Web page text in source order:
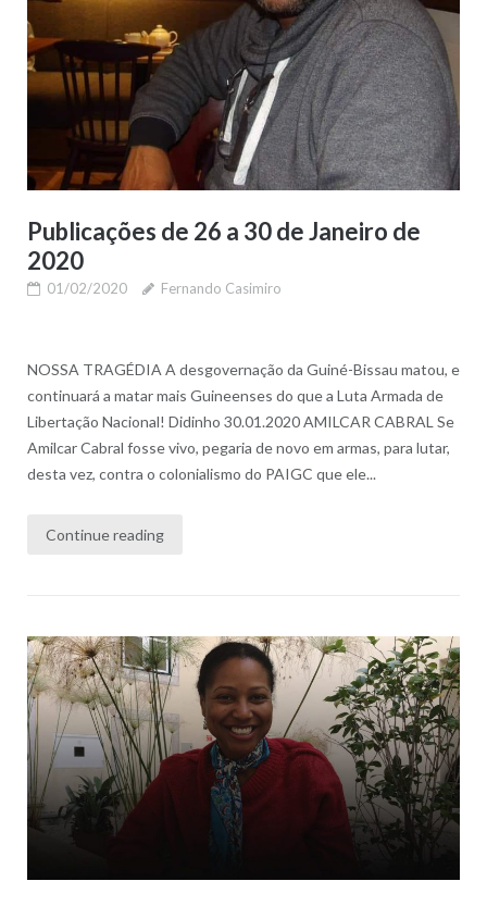
Publicações de 26 a 30 de Janeiro de
2020
01/02/2020 Fernando Casimiro
NOSSA TRAGÉDIA A desgovernação da Guiné-Bissau matou, e
continuará a matar mais Guineenses do que a Luta Armada de
Libertação Nacional! Didinho 30.01.2020 AMILCAR CABRAL Se
Amilcar Cabral fosse vivo, pegaria de novo em armas, para lutar,
desta vez, contra o colonialismo do PAIGC que ele...
Continue reading